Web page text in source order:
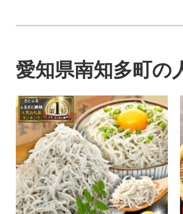
愛知県南知多町の